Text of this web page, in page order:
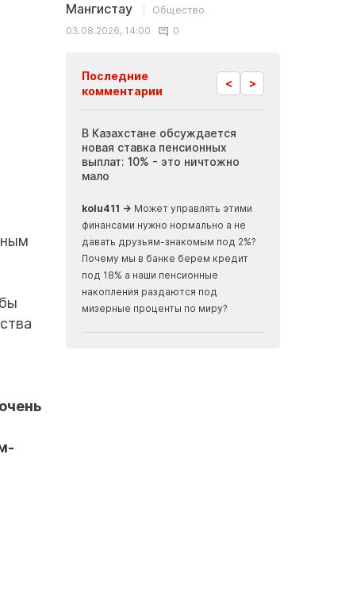
Мангистау
Общество
03.08.2026, 14:00
0
Последние
комментарии
< >
В Казахстане обсуждается
новая ставка пенсионных
выплат: 10% - это ничтожно
мало
kolu411 → Может управлять этими
финансами нужно нормально а не
давать друзьям-знакомым под 2%?
Почему мы в банке берем кредит
под 18% а наши пенсионные
накопления раздаются под
мизерные проценты по миру?